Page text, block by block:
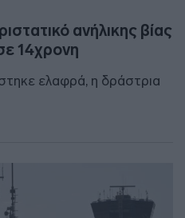
ανήλικης βίας
14χρονη
ελαφρά, η δράστρια